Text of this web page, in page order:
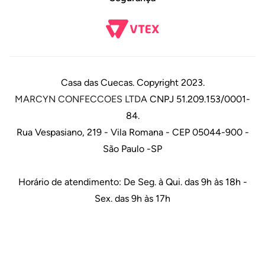
Casa das Cuecas. Copyright 2023.
MARCYN CONFECCOES LTDA CNPJ 51.209.153/0001-
84.
Rua Vespasiano, 219 - Vila Romana - CEP 05044-900 -
São Paulo -SP
Horário de atendimento: De Seg. à Qui. das 9h às 18h -
Sex. das 9h às 17h